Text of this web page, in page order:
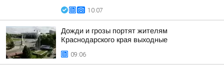
10:07
Дожди и грозы портят жителям
Краснодарского края выходные
09:06